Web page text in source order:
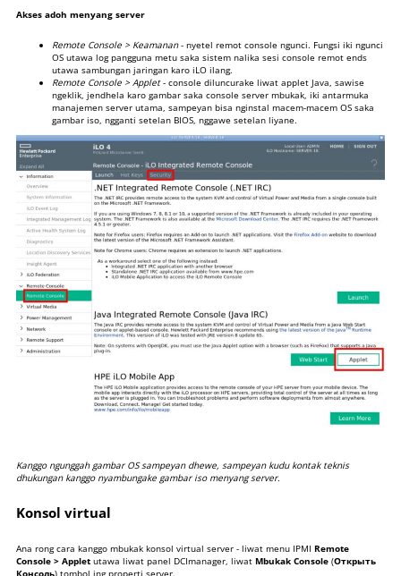
Akses adoh menyang server
Remote Console > Keamanan- nyetel remot console ngunci. Fungsi iki ngunci
OS utawa log pangguna metu saka sistem nalika sesi console remot ends
utawa sambungan jaringan karo iLO ilang.
Remote Console > Applet- console diluncurake liwat applet Java, sawise
ngeklik, jendhela karo gambar saka console server mbukak, iki antarmuka
manajemen server utama, sampeyan bisa nginstal macem-macem OS saka
gambar iso, ngganti setelan BIOS, nggawe setelan liyane.
Kanggo ngunggah gambar OS sampeyan dhewe, sampeyan kudukontak teknis
dhukungan kanggo nyambungake gambar iso menyang server.
Konsol virtual
Ana rong cara kanggo mbukak konsol virtual server - liwat menu IPMI Remote
Console > Applet utawa liwat panel DCImanager, liwat Mbukak Console (Открыть
Консоль) tombol ing properti server.